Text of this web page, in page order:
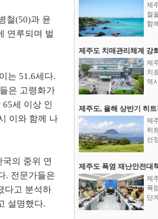
철(50)과 윤
연루되며 벌
는 51.6세다.
은 고령화가
세 이상 인
이와 함께 나
의 중위 연
. 전문가들은
다고 분석하
설명했다.
제
절
함
제주도 치매관리체계 강
제
치
역
제주도, 올해 상반기 히
제
히
선
제주도 폭염 재난안전대
제
폭
단